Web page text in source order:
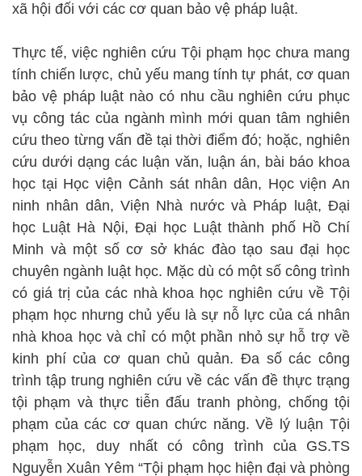
xã hội đối với các cơ quan bảo vệ pháp luật.
Thực tế, việc nghiên cứu Tội phạm học chưa mang
tính chiến lược, chủ yếu mang tính tự phát, cơ quan
bảo vệ pháp luật nào có nhu cầu nghiên cứu phục
vụ công tác của ngành mình mới quan tâm nghiên
cứu theo từng vấn đề tại thời điểm đó; hoặc, nghiên
cứu dưới dạng các luận văn, luận án, bài báo khoa
học tại Học viện Cảnh sát nhân dân, Học viện An
ninh nhân dân, Viện Nhà nước và Pháp luật, Đại
học Luật Hà Nội, Đại học Luật thành phố Hồ Chí
Minh và một số cơ sở khác đào tạo sau đại học
chuyên ngành luật học. Mặc dù có một số công trình
có giá trị của các nhà khoa học nghiên cứu về Tội
phạm học nhưng chủ yếu là sự nỗ lực của cá nhân
nhà khoa học và chỉ có một phần nhỏ sự hỗ trợ về
kinh phí của cơ quan chủ quản. Đa số các công
trình tập trung nghiên cứu về các vấn đề thực trạng
tội phạm và thực tiễn đấu tranh phòng, chống tội
phạm của các cơ quan chức năng. Về lý luận Tội
phạm học, duy nhất có công trình của GS.TS
Nguyễn Xuân Yêm “Tội phạm học hiện đại và phòng